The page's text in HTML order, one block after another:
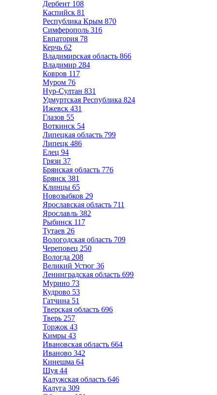
Дербент 108
Каспийск 81
Республика Крым 870
Симферополь 316
Евпатория 78
Керчь 62
Владимирская область 866
Владимир 284
Ковров 117
Муром 76
Нур-Султан 831
Удмуртская Республика 824
Ижевск 431
Глазов 55
Воткинск 54
Липецкая область 799
Липецк 486
Елец 94
Грязи 37
Брянская область 776
Брянск 381
Клинцы 65
Новозыбков 29
Ярославская область 711
Ярославль 382
Рыбинск 117
Тутаев 26
Вологодская область 709
Череповец 250
Вологда 208
Великий Устюг 36
Ленинградская область 699
Мурино 73
Кудрово 53
Гатчина 51
Тверская область 696
Тверь 257
Торжок 43
Кимры 43
Ивановская область 664
Иваново 342
Кинешма 64
Шуя 44
Калужская область 646
Калуга 309